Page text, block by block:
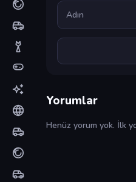
Ad
Yorumlar
Henüz yorum yok. İlk